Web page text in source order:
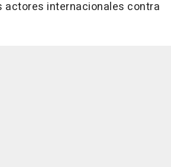
actores internacionales contra